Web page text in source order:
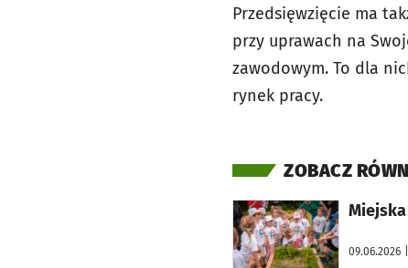
Przedsięwzięcie ma
przy uprawach na
zawodowym. To dla
rynek pracy.
ZOBACZ
09.06.2026
otworzy się w nowej karcie